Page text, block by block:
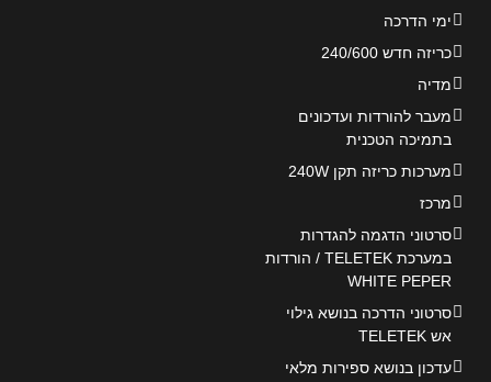
ימי הדרכה
כריזה חדש 240/600
מדיה
מעבר להורדות ועדכונים
בתמיכה הטכנית
מערכות כריזה תקן 240W
מרכז
סרטוני הדגמה להגדרות
במערכת TELETEK / הורדות
WHITE PEPER
סרטוני הדרכה בנושא גילוי
אש TELETEK
עדכון בנושא ספירות מלאי